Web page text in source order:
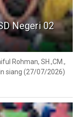
Negeri 02
Rohman, SH.,CM.,
siang (27/07/2026)